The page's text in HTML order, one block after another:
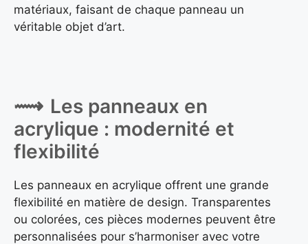
matériaux, faisant de chaque panneau un
véritable objet d’art.
Les panneaux en
acrylique : modernité et
flexibilité
Les panneaux en acrylique offrent une grande
flexibilité en matière de design. Transparentes
ou colorées, ces pièces modernes peuvent être
personnalisées pour s’harmoniser avec votre